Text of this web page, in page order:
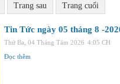
Trang sau Trang cuối
Tin Tức ngày 05 tháng 8 -
Thứ Ba, 04 Tháng Tám 2026 4:05 CH
Đọc thêm